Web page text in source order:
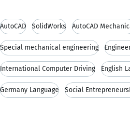
AutoCAD SolidWorks AutoCAD
Special mechanical engineering
International Computer Driving English
Germany Language Social